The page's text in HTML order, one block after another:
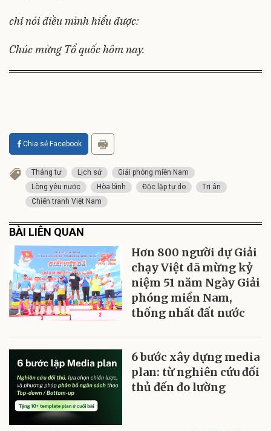
chỉ nói điều mình hiểu được:
Chúc mừng Tổ quốc hôm nay.
Chia sẻ Facebook
Tháng tư Lịch sử
Giải phóng miền Nam
Lòng yêu nước
Hòa bình Độc lập tự do
Tri ân
Chiến tranh Việt Nam
BÀI LIÊN QUAN
Hơn 800 người dự Giải
chạy Việt dã mừng kỷ
niệm 51 năm Ngày Giải
phóng miền Nam,
thống nhất đất nước
6 bước xây dựng media
plan: từ nghiên cứu đối
thủ đến đo lường